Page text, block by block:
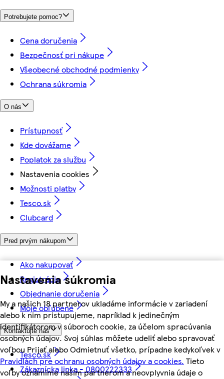
Nastavenia súkromia
My a našich 18 partnerov ukladáme informácie v zariadení
alebo k nim pristupujeme, napríklad k jedinečným
identifikátorom v súboroch cookie, za účelom spracúvania
osobných údajov. Svoj súhlas môžete udeliť alebo spravovať
voľbou Prijať alebo Odmietnuť všetko, prípadne kedykoľvek v
Pravidlách pre ochranu osobných údajov a cookies. Tieto
voľby oznámime našim partnerom a neovplyvnia údaje o
Potrebujete pomoc?
Cena doručenia
Bezpečnosť pri nákupe
Všeobecné obchodné podmienky
Ochrana súkromia
O nás
Prístupnosť
Kde dovážame
Poplatok za službu
Nastavenia cookies
Možnosti platby
Tesco.sk
Clubcard
Pred prvým nákupom
Ako nakupovať
Registrácia
Objednanie doručenia
Moje obľúbené
Kontaktujte nás
Tesco.sk
Zákaznícka linka - 0800222333